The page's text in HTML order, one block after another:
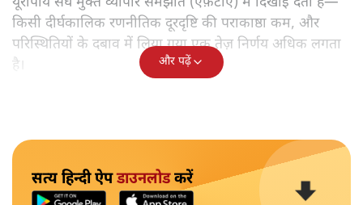
किसी दीर्घकालिक रणनीतिक दूरदृष्टि की पराकाष्ठा कम, और
परिस्थितियों के दबाव में लिया गया एक तेज़ निर्णय अधिक लगता
है।
और पढ़ें
सत्य हिन्दी ऐपडाउनलोडकरें